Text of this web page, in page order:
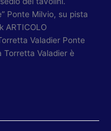
Ponte Milvio, su pista
ARTICOLO
Valadier Ponte
Torretta Valadier è